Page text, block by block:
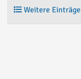
Weitere Einträge